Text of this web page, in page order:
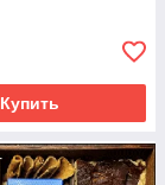
Купить